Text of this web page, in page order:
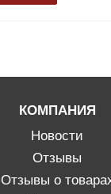
КОМПАНИЯ
Новости
Отзывы
Отзывы о